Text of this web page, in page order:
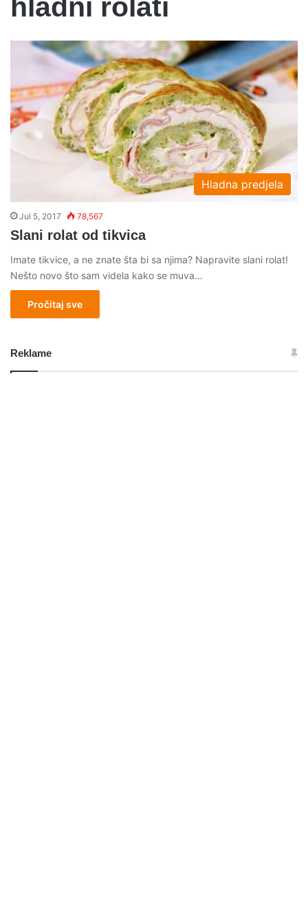
hladni rolati
Hladna predjela
Jul 5, 2017 78,567
Slani rolat od tikvica
Imate tikvice, a ne znate šta bi sa njima? Napravite slani rolat!
Nešto novo što sam videla kako se muva…
Pročitaj sve
Reklame